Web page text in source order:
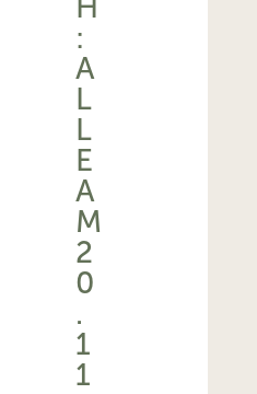
H
:
A
L
L
E
A
M
2
0
.
1
1